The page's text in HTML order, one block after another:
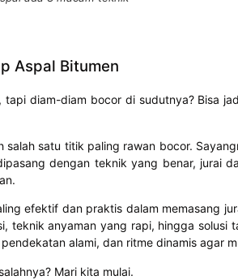
Aspal Bitumen
diam-diam bocor di sudutnya? Bisa
salah satu titik paling rawan bocor.
dengan teknik yang benar, jurai
efektif dan praktis dalam memasang
teknik anyaman yang rapi, hingga solusi
alami, dan ritme dinamis agar
Mari kita mulai.